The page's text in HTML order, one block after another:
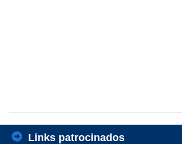
Links patrocinados